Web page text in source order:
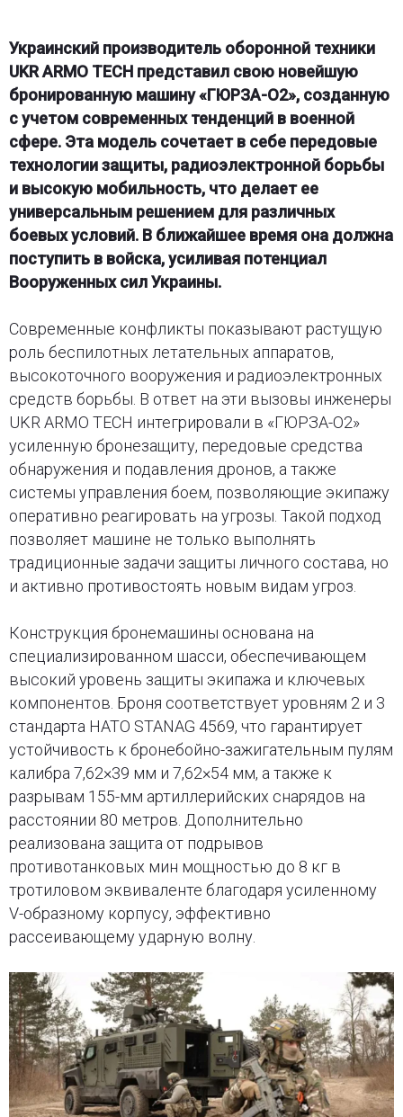
Украинский производитель оборонной техники
UKR ARMO TECH представил свою новейшую
бронированную машину «ГЮРЗА-О2», созданную
с учетом современных тенденций в военной
сфере. Эта модель сочетает в себе передовые
технологии защиты, радиоэлектронной борьбы
и высокую мобильность, что делает ее
универсальным решением для различных
боевых условий. В ближайшее время она должна
поступить в войска, усиливая потенциал
Вооруженных сил Украины.
Современные конфликты показывают растущую
роль беспилотных летательных аппаратов,
высокоточного вооружения и радиоэлектронных
средств борьбы. В ответ на эти вызовы инженеры
UKR ARMO TECH интегрировали в «ГЮРЗА-О2»
усиленную бронезащиту, передовые средства
обнаружения и подавления дронов, а также
системы управления боем, позволяющие экипажу
оперативно реагировать на угрозы. Такой подход
позволяет машине не только выполнять
традиционные задачи защиты личного состава, но
и активно противостоять новым видам угроз.
Конструкция бронемашины основана на
специализированном шасси, обеспечивающем
высокий уровень защиты экипажа и ключевых
компонентов. Броня соответствует уровням 2 и 3
стандарта НАТО STANAG 4569, что гарантирует
устойчивость к бронебойно-зажигательным пулям
калибра 7,62×39 мм и 7,62×54 мм, а также к
разрывам 155-мм артиллерийских снарядов на
расстоянии 80 метров. Дополнительно
реализована защита от подрывов
противотанковых мин мощностью до 8 кг в
тротиловом эквиваленте благодаря усиленному
V-образному корпусу, эффективно
рассеивающему ударную волну.